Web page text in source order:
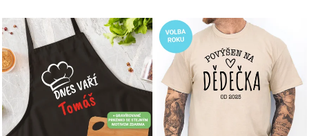
r
o
d
u
k
t
ů
V
ý
p
i
s
p
r